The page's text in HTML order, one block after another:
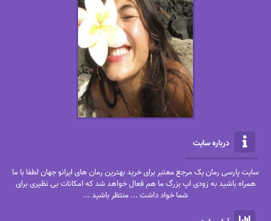
درباره سایت
سایت پارسی رمان یک مرجع معتبر برای خرید بهترین رمان های ایرانو جهان لطفا با ما
همراه باشید به زودی اپ بزرگ ما هم فعال خواهد شد که امکانات بی نظیری برای
شما خواد داشت ... منتظر باشید ...